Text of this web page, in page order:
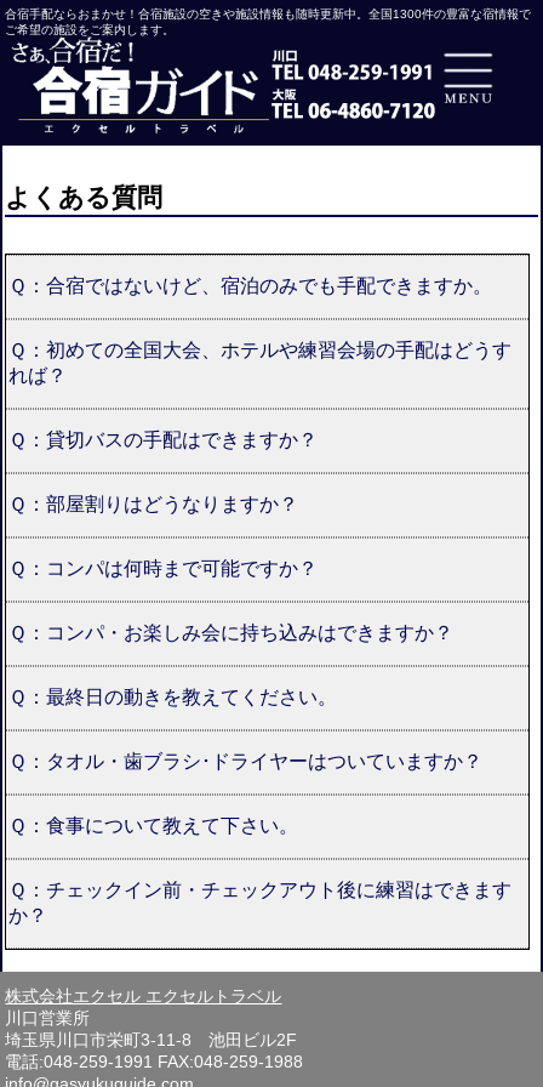
合宿手配ならおまかせ！合宿施設の空きや施設情報も随時更新中。全国1300件の豊富な宿情報で
ご希望の施設をご案内します。
よくある質問
Ｑ：合宿ではないけど、宿泊のみでも手配できますか。
Ｑ：初めての全国大会、ホテルや練習会場の手配はどうす
れば？
Ｑ：貸切バスの手配はできますか？
Ｑ：部屋割りはどうなりますか？
Ｑ：コンパは何時まで可能ですか？
Ｑ：コンパ・お楽しみ会に持ち込みはできますか？
Ｑ：最終日の動きを教えてください。
Ｑ：タオル・歯ブラシ･ドライヤーはついていますか？
Ｑ：食事について教えて下さい。
Ｑ：チェックイン前・チェックアウト後に練習はできます
か？
株式会社エクセル エクセルトラベル
川口営業所
埼玉県川口市栄町3-11-8 池田ビル2F
電話:048-259-1991 FAX:048-259-1988
info@gasyukuguide.com